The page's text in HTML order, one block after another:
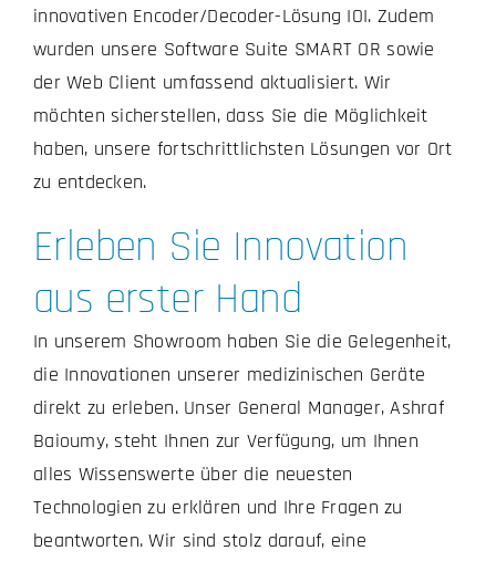
innovativen Encoder/Decoder-Lösung IOI. Zudem
wurden unsere Software Suite SMART OR sowie
der Web Client umfassend aktualisiert. Wir
möchten sicherstellen, dass Sie die Möglichkeit
haben, unsere fortschrittlichsten Lösungen vor Ort
zu entdecken.
Erleben Sie Innovation
aus erster Hand
In unserem Showroom haben Sie die Gelegenheit,
die Innovationen unserer medizinischen Geräte
direkt zu erleben. Unser General Manager, Ashraf
Baioumy, steht Ihnen zur Verfügung, um Ihnen
alles Wissenswerte über die neuesten
Technologien zu erklären und Ihre Fragen zu
beantworten. Wir sind stolz darauf, eine